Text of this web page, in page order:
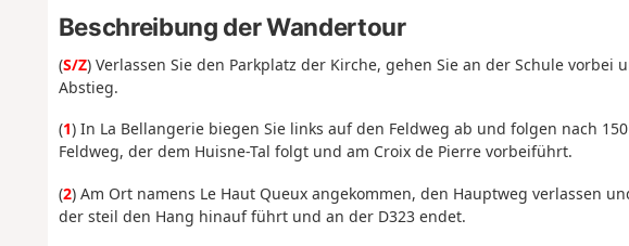
Beschreibung der Wandertour
(S/Z) Verlassen Sie den Parkplatz der Kirche, gehen Sie an der Schule
Abstieg.
(1) In La Bellangerie biegen Sie links auf den Feldweg ab und folgen nach
Feldweg, der dem Huisne-Tal folgt und am Croix de Pierre vorbeiführt.
(2) Am Ort namens Le Haut Queux angekommen, den Hauptweg verlassen
der steil den Hang hinauf führt und an der D323 endet.